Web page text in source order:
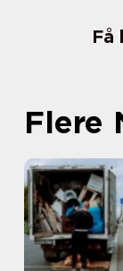
Få
Flere